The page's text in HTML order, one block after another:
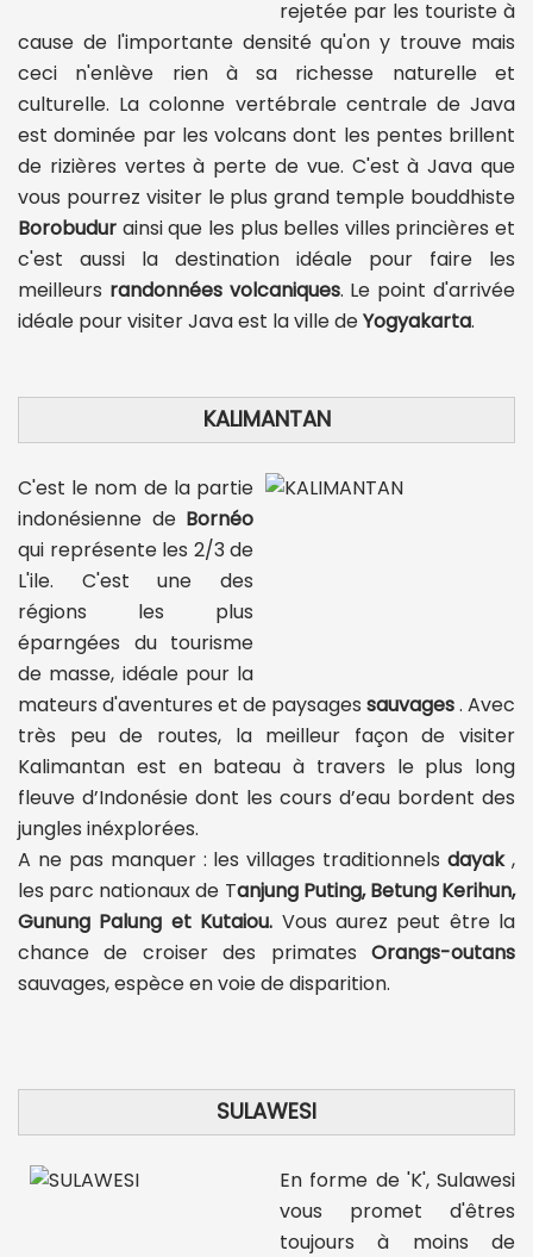
rejetée par les touriste à
cause de l'importante densité qu'on y trouve mais
ceci n'enlève rien à sa richesse naturelle et
culturelle. La colonne vertébrale centrale de Java
est dominée par les volcans dont les pentes brillent
de rizières vertes à perte de vue. C'est à Java que
vous pourrez visiter le plus grand temple bouddhiste
Borobudur ainsi que les plus belles villes princières et
c'est aussi la destination idéale pour faire les
meilleurs randonnées volcaniques. Le point d'arrivée
idéale pour visiter Java est la ville deYogyakarta.
KALIMANTAN
C'est le nom de la partie
indonésienne de Bornéo
qui représente les 2/3 de
L'ile. C'est une des
régions les plus
éparngées du tourisme
de masse, idéale pour la
mateurs d'aventures et de paysages sauvages. Avec
très peu de routes, la meilleur façon de visiter
Kalimantan est en bateau à travers le plus long
fleuve d’Indonésie dont les cours d’eau bordent des
jungles inéxplorées.
A ne pas manquer : les villages traditionnelsdayak,
les parc nationaux de Tanjung Puting, Betung Kerihun,
Gunung Palung et Kutaiou. Vous aurez peut être la
chance de croiser des primates Orangs-outans
sauvages, espèce en voie de disparition.
SULAWESI
En forme de 'K', Sulawesi
vous promet d'êtres
toujours à moins de